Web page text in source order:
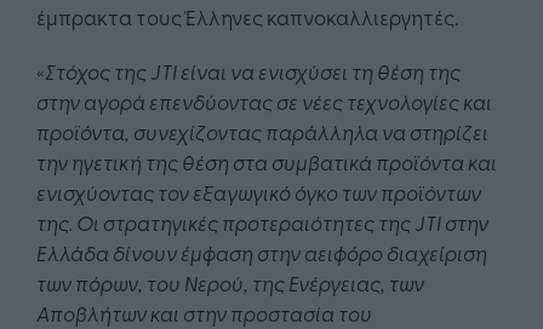
έμπρακτα τους Έλληνες καπνοκαλλιεργητές.
«Στόχος της JTI είναι να ενισχύσει τη θέση της
στην αγορά επενδύοντας σε νέες τεχνολογίες και
προϊόντα, συνεχίζοντας παράλληλα να στηρίζει
την ηγετική της θέση στα συμβατικά προϊόντα και
ενισχύοντας τον εξαγωγικό όγκο των προϊόντων
της. Οι στρατηγικές προτεραιότητες της JTI στην
Ελλάδα δίνουν έμφαση στην αειφόρο διαχείριση
των πόρων, του Νερού, της Ενέργειας, των
Αποβλήτων και στην προστασία του